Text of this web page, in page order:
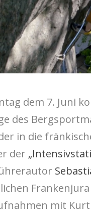
dem 7. Juni
des
in die
der
mit